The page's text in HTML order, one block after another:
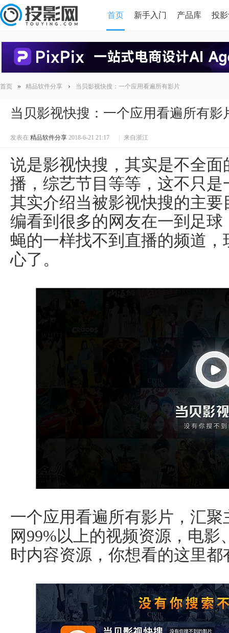
首页 新手入门 产品库 投
HDMI版本对比
首页 » 精品软件分享 › 当贝影视快搜：一个应用看遍所有影片
当贝影视快搜：一个应用看遍所有影
发表在 精品软件分享 2018-6-21 21:17 来自浙江
说是影视快搜，其实是不全
播，综艺节目等等，这不只
其实介绍当被影视快搜的主
编看到很多的网友在一到足
蝇的一样找不到直播的频道
心了。
一个应用看遍所有影片，汇
网99%以上的视频资源，电
时内容资源，你想看的这里都